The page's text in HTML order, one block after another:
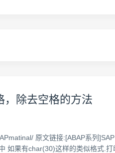
，除去空格的方法
原文链接:[ABAP系列
如果有char(30)这样的类似格式.